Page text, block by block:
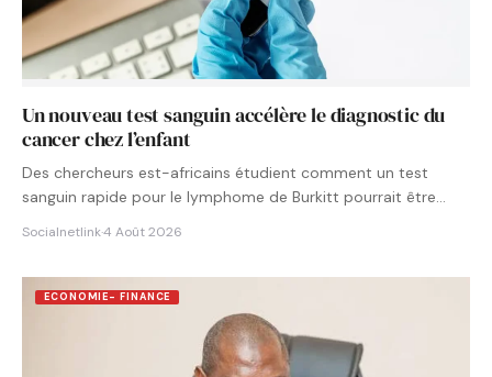
Un nouveau test sanguin accélère le diagnostic du
cancer chez l’enfant
Des chercheurs est-africains étudient comment un test
sanguin rapide pour le lymphome de Burkitt pourrait être
Socialnetlink·4 Août 2026
ECONOMIE- FINANCE